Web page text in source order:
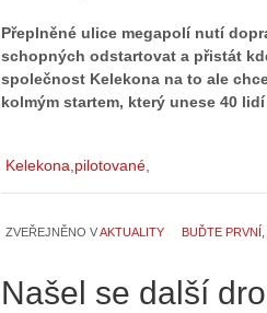
Přeplněné ulice megapolí nutí
schopných odstartovat a přistát
společnost Kelekona na to ale
kolmým startem, který unese 40
Kelekona pilotované
ZVEŘEJNĚNO VAKTUALITY BUĎTE
Našel se další